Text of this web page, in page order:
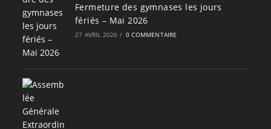
Fermeture des gymnases les jours
fériés – Mai 2026
27 AVRIL 2026 / 0 COMMENTAIRE